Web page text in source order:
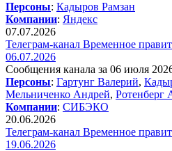
Персоны: Кадыров Рамзан
Компании: Яндекс
07.07.2026
Телеграм-канал Временное
06.07.2026
Сообщения канала за 06 июля
Персоны: Гартунг Валерий,
Мельниченко Андрей, Ротенберг
Компании: СИБЭКО
20.06.2026
Телеграм-канал Временное
19.06.2026